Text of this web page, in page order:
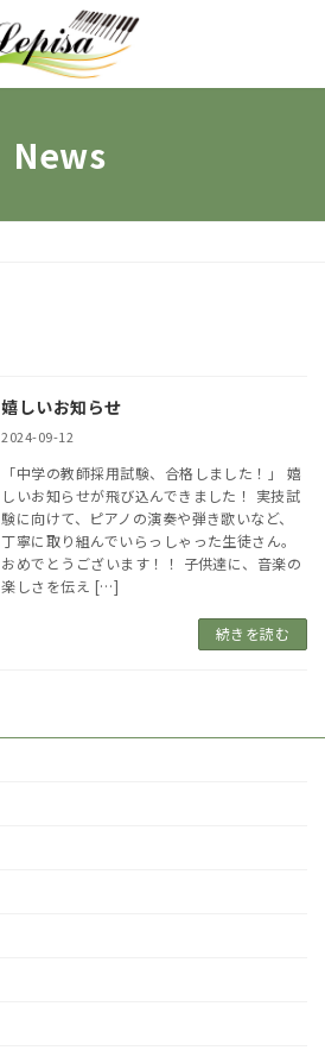
News
嬉しいお知らせ
2024-09-12
「中学の教師採用試験、合格しました！」 嬉
しいお知らせが飛び込んできました！ 実技試
験に向けて、ピアノの演奏や弾き歌いなど、
丁寧に取り組んでいらっしゃった生徒さん。
おめでとうございます！！ 子供達に、音楽の
楽しさを伝え […]
続きを読む